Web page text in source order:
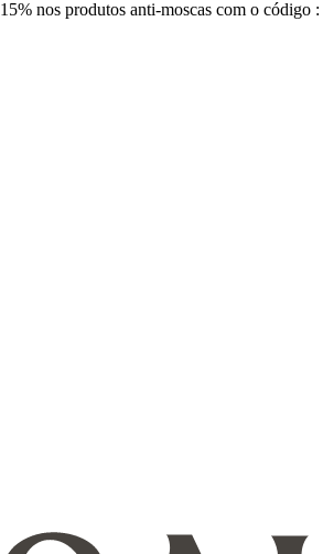
15% nos produtos anti-moscas com o código :